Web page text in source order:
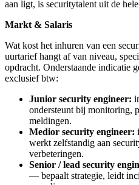
aan ligt, is securitytalent uit de
Markt & Salaris
Wat kost het inhuren van een
uurtarief hangt af van niveau,
opdracht. Onderstaande indicatie
exclusief btw:
Junior security engineer:
ondersteunt bij monitoring,
meldingen.
Medior security engineer:
werkt zelfstandig aan
verbeteringen.
Senior / lead security
— bepaalt strategie, leidt